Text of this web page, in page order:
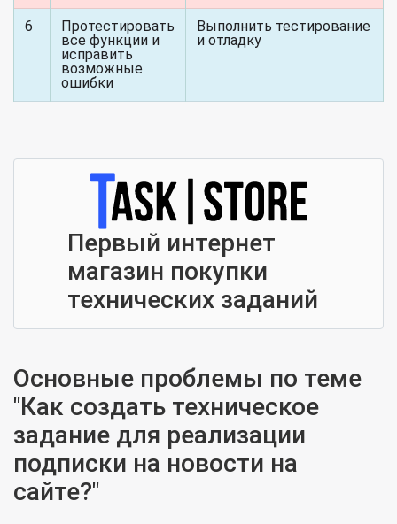
6
Протестировать
все функции и
исправить
возможные
ошибки
Выполнить тестирование
и отладку
Первый интернет
магазин покупки
технических заданий
Основные проблемы по теме
"Как создать техническое
задание для реализации
подписки на новости на
сайте?"